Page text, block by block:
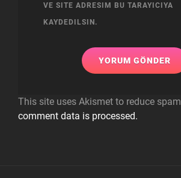
VE SITE ADRESIM BU TARAYICIYA
KAYDEDILSIN.
This site uses Akismet to reduce
comment data is processed.